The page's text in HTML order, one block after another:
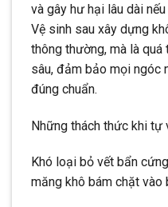
và gây hư hại lâu dài
Vệ sinh sau xây dựng
thông thường, mà là
sâu, đảm bảo mọi ngóc
đúng chuẩn.
Những thách thức khi tự
Khó loại bỏ vết bẩn
măng khô bám chặt vào